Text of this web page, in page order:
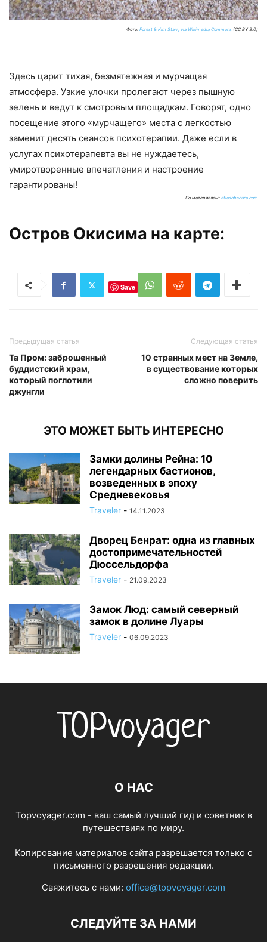
Фото: Forest & Kim Starr, via Wikimedia Commons (CC BY 3.0)
Здесь царит тихая, безмятежная и мурчащая
атмосфера. Узкие улочки пролегают через пышную
зелень и ведут к смотровым площадкам. Говорят, одно
посещение этого «мурчащего» места с легкостью
заменит десять сеансов психотерапии. Даже если в
услугах психотерапевта вы не нуждаетесь,
умиротворенные впечатления и настроение
гарантированы!
По материалам: atlasobscura.com
Остров Окисима на карте:
Save
Предыдущая статья
Та Пром: заброшенный
буддистский храм,
который поглотили
джунгли
Следующая статья
10 странных мест на Земле,
в существование которых
сложно поверить
ЭТО МОЖЕТ БЫТЬ ИНТЕРЕСНО
Замки долины Рейна: 10
легендарных бастионов,
возведенных в эпоху
Средневековья
Traveler - 14.11.2023
Дворец Бенрат: одна из главных
достопримечательностей
Дюссельдорфа
Traveler - 21.09.2023
Замок Люд: самый северный
замок в долине Луары
Traveler - 06.09.2023
О НАС
Topvoyager.com - ваш самый лучший гид и советник в
путешествиях по миру.
Копирование материалов сайта разрешается только с
письменного разрешения редакции.
Свяжитесь с нами: office@topvoyager.com
СЛЕДУЙТЕ ЗА НАМИ